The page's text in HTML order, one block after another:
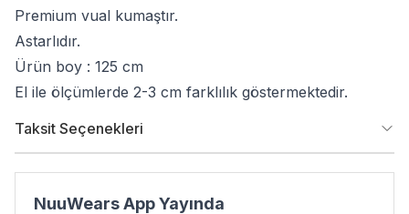
Premium vual kumaştır.
Astarlıdır.
Ürün boy : 125 cm
El ile ölçümlerde 2-3 cm farklılık göstermektedir.
Taksit Seçenekleri
NuuWears App Yayında